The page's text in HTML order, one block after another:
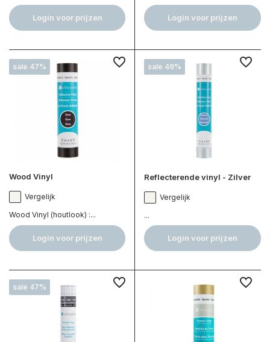
Login voor prijzen Login voor prijzen
sale 47%
Wood Vinyl
Vergelijk
Wood Vinyl (houtlook) :...
Login voor prijzen
sale 46%
Reflecterende vinyl - Zilver
Vergelijk
...
Login voor prijzen
sale 47%